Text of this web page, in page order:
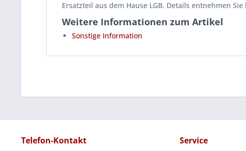
Ersatzteil aus dem Hause LGB. Details entnehmen
Weitere Informationen zum Artikel
Sonstige Information
Telefon-Kontakt Service